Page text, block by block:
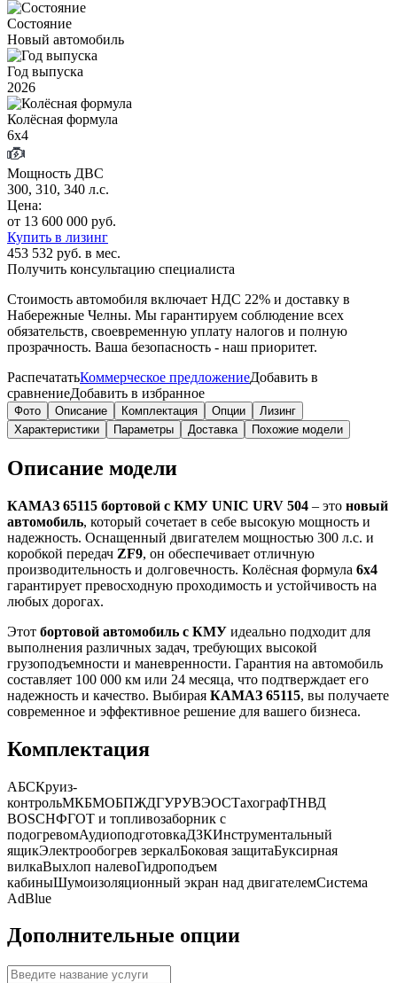
Состояние
Новый автомобиль
Год выпуска
2026
Колёсная формула
6х4
Мощность ДВС
300, 310, 340 л.с.
Цена:
от 13 600 000 руб.
Купить в лизинг
453 532 руб. в мес.
Получить консультацию специалиста
Стоимость автомобиля включает НДС 22% и доставку в
Набережные Челны. Мы гарантируем соблюдение всех
обязательств, своевременную уплату налогов и полную
прозрачность. Ваша безопасность - наш приоритет.
РаспечататьКоммерческое предложениеДобавить в
сравнениеДобавить в избранное
Фото Описание Комплектация Опции
Лизинг
Характеристики
Параметры Доставка Похожие модели
Описание модели
КАМАЗ 65115 бортовой с КМУ UNIC URV 504 – это новый
автомобиль, который сочетает в себе высокую мощность и
надежность. Оснащенный двигателем мощностью 300 л.с. и
коробкой передач ZF9, он обеспечивает отличную
производительность и долговечность. Колёсная формула 6х4
гарантирует превосходную проходимость и устойчивость на
любых дорогах.
Этот бортовой автомобиль с КМУ идеально подходит для
выполнения различных задач, требующих высокой
грузоподъемности и маневренности. Гарантия на автомобиль
составляет 100 000 км или 24 месяца, что подтверждает его
надежность и качество. Выбирая КАМАЗ 65115, вы получаете
современное и эффективное решение для вашего бизнеса.
Комплектация
АБСКруиз-
контрольМКБМОБПЖДГУРУВЭОСТахографТНВД
BOSCHФГОТ и топливозаборник с
подогревомАудиоподготовкаДЗКИнструментальный
ящикЭлектрообогрев зеркалБоковая защитаБуксирная
вилкаВыхлоп налевоГидроподъем
кабиныШумоизоляционный экран над двигателемСистема
AdBlue
Дополнительные опции